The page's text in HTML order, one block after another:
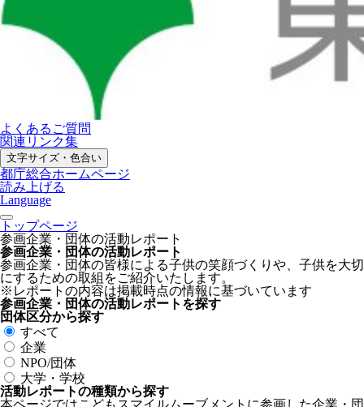
よくあるご質問
関連リンク集
文字サイズ・色合い
都庁総合ホームページ
読み上げる
Language
トップページ
参画企業・団体の活動レポート
参画企業・団体の活動レポート
参画企業・団体の皆様による子供の笑顔づくりや、子供を大切
にするための取組をご紹介いたします。
※レポートの内容は掲載時点の情報に基づいています
参画企業・団体の活動レポートを探す
団体区分から探す
すべて
企業
NPO/団体
大学・学校
活動レポートの種類から探す
本ページではこどもスマイルムーブメントに参画した企業・団